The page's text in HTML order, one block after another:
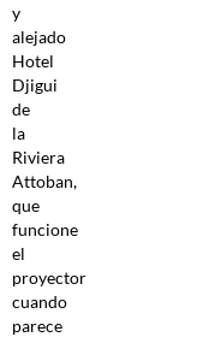
y
alejado
Hotel
Djigui
de
la
Riviera
Attoban,
que
funcione
el
proyector
cuando
parece